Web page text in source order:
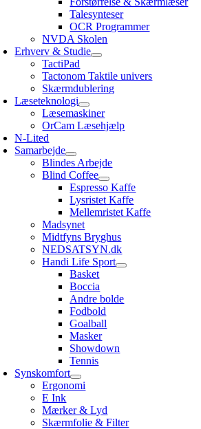
Talesynteser
OCR Programmer
NVDA Skolen
Erhverv & Studie
TactiPad
Tactonom Taktile univers
Skærmdublering
Læseteknologi
Læsemaskiner
OrCam Læsehjælp
N-Lited
Samarbejde
Blindes Arbejde
Blind Coffee
Espresso Kaffe
Lysristet Kaffe
Mellemristet Kaffe
Madsynet
Midtfyns Bryghus
NEDSATSYN.dk
Handi Life Sport
Basket
Boccia
Andre bolde
Fodbold
Goalball
Masker
Showdown
Tennis
Synskomfort
Ergonomi
E Ink
Mærker & Lyd
Skærmfolie & Filter